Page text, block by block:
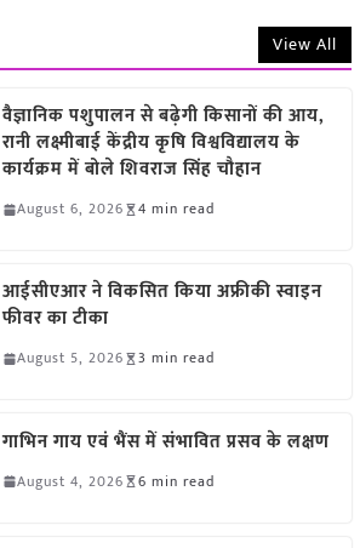
View All
वैज्ञानिक पशुपालन से बढ़ेगी किसानों की आय,
रानी लक्ष्मीबाई केंद्रीय कृषि विश्वविद्यालय के
कार्यक्रम में बोले शिवराज सिंह चौहान
August 6, 2026 4 min read
आईसीएआर ने विकसित किया अफ्रीकी स्वाइन
फीवर का टीका
August 5, 2026 3 min read
गाभिन गाय एवं भैंस में संभावित प्रसव के लक्षण
August 4, 2026 6 min read